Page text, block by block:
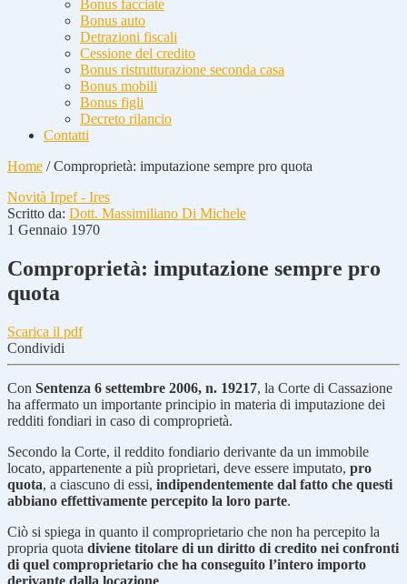
Bonus facciate
Bonus auto
Detrazioni fiscali
Cessione del credito
Bonus ristrutturazione seconda casa
Bonus mobili
Bonus figli
Decreto rilancio
Contatti
Home /Comproprietà: imputazione sempre pro quota
Novità Irpef - Ires
Scritto da: Dott. Massimiliano Di Michele
1 Gennaio 1970
Comproprietà: imputazione sempre pro
quota
Scarica il pdf
Condividi
Con Sentenza 6 settembre 2006, n. 19217, la Corte di Cassazione
ha affermato un importante principio in materia di imputazione dei
redditi fondiari in caso di comproprietà.
Secondo la Corte, il reddito fondiario derivante da un immobile
locato, appartenente a più proprietari, deve essere imputato, pro
quota, a ciascuno di essi, indipendentemente dal fatto che questi
abbiano effettivamente percepito la loro parte.
Ciò si spiega in quanto il comproprietario che non ha percepito la
propria quota diviene titolare di un diritto di credito nei confronti
di quel comproprietario che ha conseguito l’intero importo
derivante dalla locazione.